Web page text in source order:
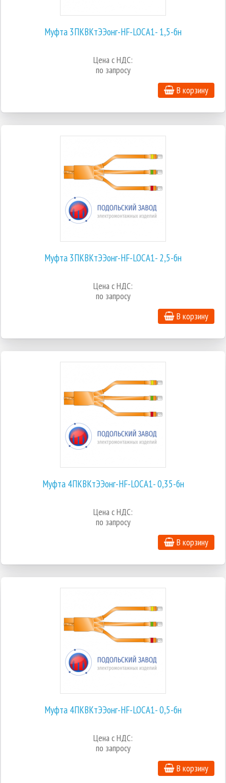
Муфта 3ПКВКтЭЭонг-HF-LOCA1- 1,5-бн
Цена с НДС:
по запросу
В корзину
Муфта 3ПКВКтЭЭонг-HF-LOCA1- 2,5-бн
Цена с НДС:
по запросу
В корзину
Муфта 4ПКВКтЭЭонг-HF-LOCA1- 0,35-бн
Цена с НДС:
по запросу
В корзину
Муфта 4ПКВКтЭЭонг-HF-LOCA1- 0,5-бн
Цена с НДС:
по запросу
В корзину